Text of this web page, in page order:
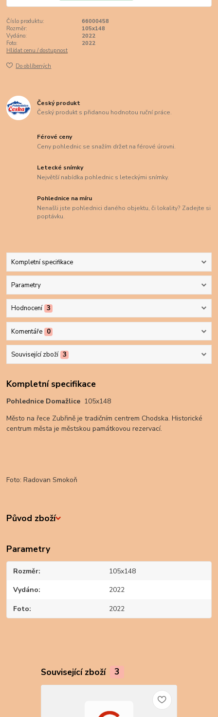
Číslo produktu:
66000458
Rozměr:
105x148
Vydáno:
2022
Foto:
2022
Hlídat cenu / dostupnost
Do oblíbených
Český produkt
Český produkt s přidanou hodnotou ruční práce.
Férové ceny
Ceny pohlednic se snažím držet na férové úrovni.
Letecké snímky
Největší nabídka pohlednic s leteckými snímky.
Pohlednice na míru
Nenašli jste pohlednici daného objektu, či lokality? Zadejte si
poptávku.
Kompletní specifikace
Parametry
Hodnocení 3
Komentáře 0
Související zboží 3
Kompletní specifikace
Pohlednice Domažlice 105x148
Město na řece Zubřině je tradičním centrem Chodska. Historické
centrum města je městskou památkovou rezervací.
Foto: Radovan Smokoň
Původ zboží
Parametry
Rozměr 105x148
Vydáno 2022
Foto 2022
Související zboží 3